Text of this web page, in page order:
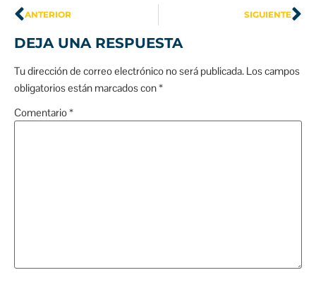
ANTERIOR SIGUIENTE
DEJA UNA RESPUESTA
Tu dirección de correo electrónico no será publicada. Los campos
obligatorios están marcados con*
Comentario*